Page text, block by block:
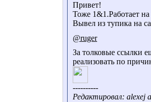
Привет!
Тоже 1&1.Работает
Вывел из тупика на
@ruger
За толковые ссылки
реализовать по
----------
Редактировал: alexej